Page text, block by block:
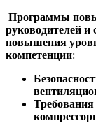
Программы
руководителей и
повышения
компетенции: